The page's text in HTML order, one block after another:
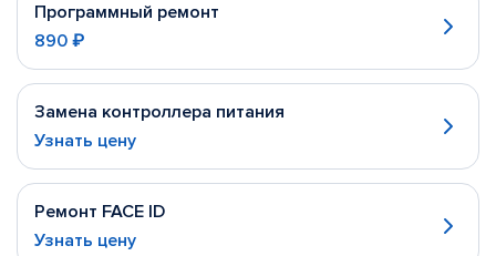
Программный ремонт
890 ₽
Замена контроллера питания
Узнать цену
Ремонт FACE ID
Узнать цену